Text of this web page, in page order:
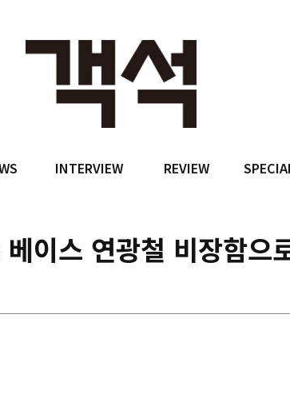
INTERVIEW REVIEW
이스 연광철 비장함으